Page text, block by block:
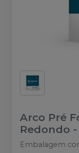
Arco Pré
Redondo -
Embalagem